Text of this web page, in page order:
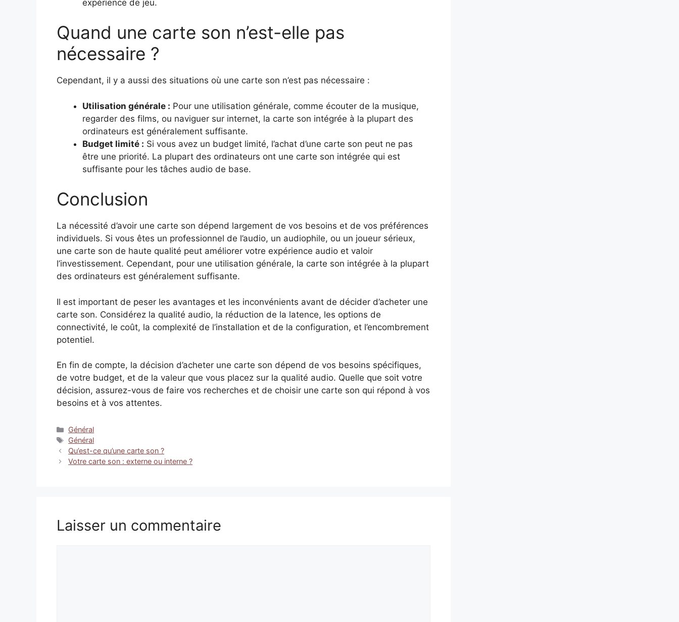
expérience de jeu.
Quand une carte son n’est-elle pas
nécessaire ?
Cependant, il y a aussi des situations où une carte son n’est pas nécessaire :
Utilisation générale : Pour une utilisation générale, comme écouter de la musique,
regarder des films, ou naviguer sur internet, la carte son intégrée à la plupart des
ordinateurs est généralement suffisante.
Budget limité : Si vous avez un budget limité, l’achat d’une carte son peut ne pas
être une priorité. La plupart des ordinateurs ont une carte son intégrée qui est
suffisante pour les tâches audio de base.
Conclusion
La nécessité d’avoir une carte son dépend largement de vos besoins et de vos préférences
individuels. Si vous êtes un professionnel de l’audio, un audiophile, ou un joueur sérieux,
une carte son de haute qualité peut améliorer votre expérience audio et valoir
l’investissement. Cependant, pour une utilisation générale, la carte son intégrée à la plupart
des ordinateurs est généralement suffisante.
Il est important de peser les avantages et les inconvénients avant de décider d’acheter une
carte son. Considérez la qualité audio, la réduction de la latence, les options de
connectivité, le coût, la complexité de l’installation et de la configuration, et l’encombrement
potentiel.
En fin de compte, la décision d’acheter une carte son dépend de vos besoins spécifiques,
de votre budget, et de la valeur que vous placez sur la qualité audio. Quelle que soit votre
décision, assurez-vous de faire vos recherches et de choisir une carte son qui répond à vos
besoins et à vos attentes.
Catégories
Général
Étiquettes
Général
Qu’est-ce qu’une carte son ?
Votre carte son : externe ou interne ?
Laisser un commentaire